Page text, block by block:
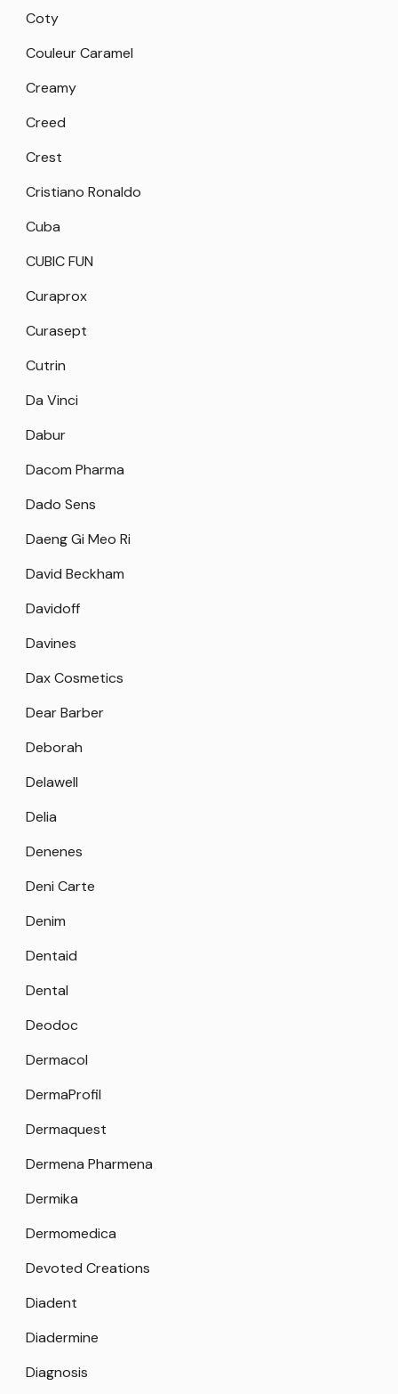
Coty
Couleur Caramel
Creamy
Creed
Crest
Cristiano Ronaldo
Cuba
CUBIC FUN
Curaprox
Curasept
Cutrin
Da Vinci
Dabur
Dacom Pharma
Dado Sens
Daeng Gi Meo Ri
David Beckham
Davidoff
Davines
Dax Cosmetics
Dear Barber
Deborah
Delawell
Delia
Denenes
Deni Carte
Denim
Dentaid
Dental
Deodoc
Dermacol
DermaProfil
Dermaquest
Dermena Pharmena
Dermika
Dermomedica
Devoted Creations
Diadent
Diadermine
Diagnosis